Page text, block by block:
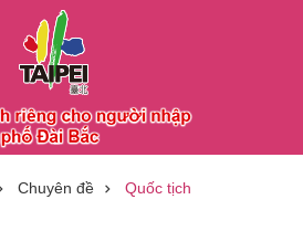
chính
Chuyên đề Quốc tịch